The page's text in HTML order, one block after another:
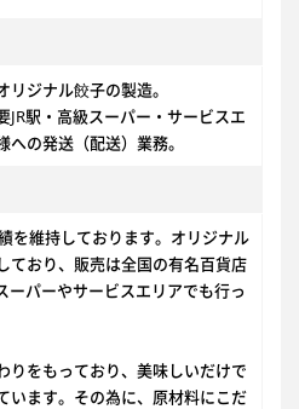
ジナル餃子の製造。
駅・高級スーパー・サービスエ
の発送（配送）業務。
を維持しております。オリジナル
ており、販売は全国の有名百貨店
ーパーやサービスエリアでも行っ
りをもっており、美味しいだけで
います。その為に、原材料にこだ